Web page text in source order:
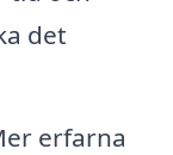
det
erfarna